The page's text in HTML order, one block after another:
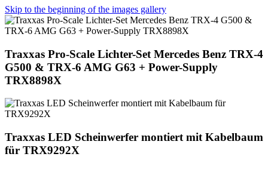
Skip to the beginning of the images gallery
Traxxas Pro-Scale Lichter-Set Mercedes Benz TRX-4
G500 & TRX-6 AMG G63 + Power-Supply
TRX8898X
Traxxas LED Scheinwerfer montiert mit Kabelbaum
für TRX9292X